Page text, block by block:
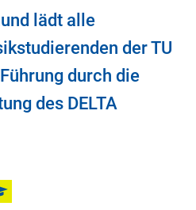
lädt alle
der TU
durch die
des DELTA